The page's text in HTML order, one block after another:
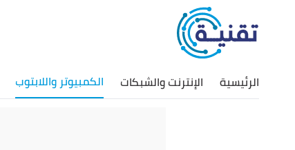
الرئيسية الإنترنت والشبكات الكمبيوتر واللابتوب